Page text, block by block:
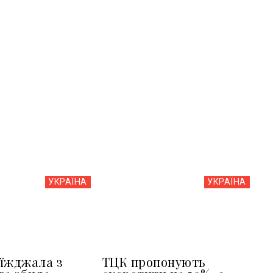
УКРАЇНА
з
УКРАЇНА
ТЦК пропонують